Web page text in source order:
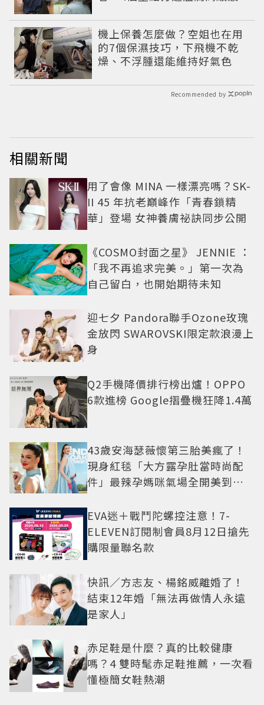
機上保養怎麼做？空姐也在用
的7個保濕技巧，下飛機不乾
燥、不浮腫還能維持好氣色
Recommended by
相關新聞
用了會像 MINA 一樣漂亮嗎？SK-
II 45 年抗老巔峰作「青春鎖精
華」登場 女神養膚祕訣同步公開
《COSMO封面之星》 JENNIE ：
「我不再追求完美。」第一次為
自己留白，也開始期待未知
迎七夕 Pandora聯手Ozone玫瑰
金放閃 SWAROVSKI限定款浪漫上
身
Q2手機降價排行榜出爐！OPPO
6款進榜 Google摺疊機狂降1.4萬
43歲安海瑟薇懷第三胎美瘋了！
現身紅毯「大方露孕肚當時尚配
件」最辣孕媽咪氣場全開美到發
EVA迷＋戰鬥陀螺控注意！7-
ELEVEN訂閱制會員8月12日搶先
購限量聯名款
快訊／方志友、楊銘威離婚了！
結束12年婚「無法再做情人永遠
是家人」
赤足鞋是什麼？真的比較健康
嗎？4 雙時髦赤足鞋推薦，一次看
懂極簡女鞋熱潮